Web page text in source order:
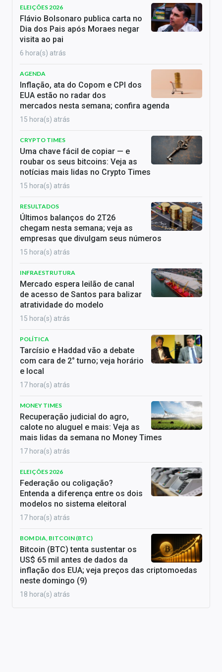
ELEIÇÕES 2026
Flávio Bolsonaro publica carta no
Dia dos Pais após Moraes negar
visita ao pai
6 hora(s) atrás
AGENDA
Inflação, ata do Copom e CPI dos
EUA estão no radar dos
mercados nesta semana; confira agenda
15 hora(s) atrás
CRYPTO TIMES
Uma chave fácil de copiar — e
roubar os seus bitcoins: Veja as
notícias mais lidas no Crypto Times
15 hora(s) atrás
RESULTADOS
Últimos balanços do 2T26
chegam nesta semana; veja as
empresas que divulgam seus números
15 hora(s) atrás
INFRAESTRUTURA
Mercado espera leilão de canal
de acesso de Santos para balizar
atratividade do modelo
15 hora(s) atrás
POLÍTICA
Tarcísio e Haddad vão a debate
com cara de 2° turno; veja horário
e local
17 hora(s) atrás
MONEY TIMES
Recuperação judicial do agro,
calote no aluguel e mais: Veja as
mais lidas da semana no Money Times
17 hora(s) atrás
ELEIÇÕES 2026
Federação ou coligação?
Entenda a diferença entre os dois
modelos no sistema eleitoral
17 hora(s) atrás
BOM DIA, BITCOIN (BTC)
Bitcoin (BTC) tenta sustentar os
US$ 65 mil antes de dados da
inflação dos EUA; veja preços das criptomoedas
neste domingo (9)
18 hora(s) atrás